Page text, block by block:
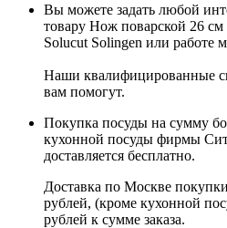
Вы можете задать любой
товару Нож поварской 26
Solucut Solingen или работе
Наши квалифицированные
вам помогут.
Покупка посуды на сумму
кухонной посуды фирмы
доставляется бесплатно.
Доставка по Москве
рублей, (кроме кухонной
рублей к сумме заказа.